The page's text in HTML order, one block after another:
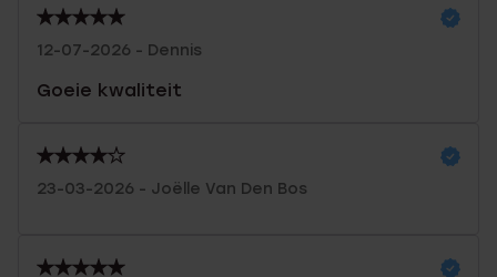
12-07-2026 - Dennis
Goeie kwaliteit
23-03-2026 - Joëlle Van Den Bos